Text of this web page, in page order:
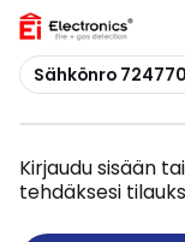
Kopioi
Sähkönro
Kirjaudu sisään
tehdäksesi